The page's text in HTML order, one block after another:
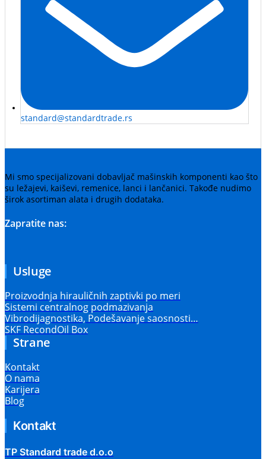
standard@standardtrade.rs
Mi smo specijalizovani dobavljač mašinskih komponenti kao što
su ležajevi, kaiševi, remenice, lanci i lančanici. Takođe nudimo
širok asortiman alata i drugih dodataka.
Zapratite nas:
Usluge
Proizvodnja hirauličnih zaptivki po meri
Sistemi centralnog podmazivanja
Vibrodijagnostika, Podešavanje saosnosti…
SKF RecondOil Box
Strane
Kontakt
O nama
Karijera
Blog
Kontakt
TP Standard trade d.o.o